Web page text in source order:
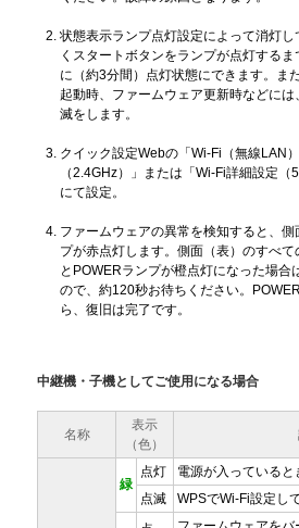
状態表示ランプ点灯設定によって消灯し
くスタートボタンをランプが点灯する
に（約3分間）点灯状態にできます。ま
起動時、ファームウェア更新時などに
滅をします。
クイック設定Webの「Wi-Fi（無線LAN
（2.4GHz）」または「Wi-Fi詳細設定（
にて設定。
ファームウェアの異常を検知すると、
プが赤点灯します。側面（表）のすべ
とPOWERランプが橙点灯になった場合
ので、約120秒お待ちください。
ら、復旧は完了です。
中継機・子機としてご使用になる場合
名称
表示
（色）
緑
点灯
電源が入っていると
点滅
WPSでWi-Fi設定し